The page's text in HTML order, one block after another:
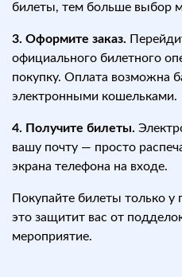
билеты, тем больше выбор
3. Оформите заказ.
официального билетного
покупку. Оплата возможна
электронными кошельками.
4. Получите билеты.
вашу почту — просто
экрана телефона на входе.
Покупайте билеты только
это защитит вас от
мероприятие.